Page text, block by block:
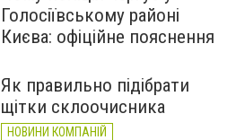
Голосіївському районі
Києва: офіційне пояснення
Як правильно підібрати
щітки склоочисника
НОВИНИ КОМПАНІЙ